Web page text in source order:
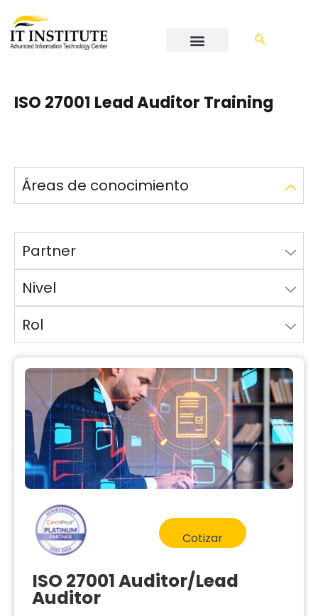
ISO 27001 Lead Auditor Training
Áreas de conocimiento
Partner
Nivel
Rol
Cotizar
ISO 27001 Auditor/Lead
Auditor